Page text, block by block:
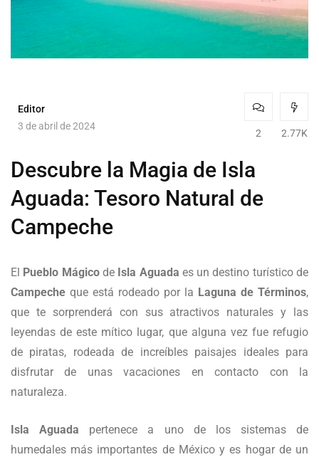
Editor
3 de abril de 2024
2 2.77K
Descubre la Magia de Isla
Aguada: Tesoro Natural de
Campeche
El Pueblo Mágicode Isla Aguada es un destino turístico de
Campeche que está rodeado por la Laguna de Términos,
que te sorprenderá con sus atractivos naturales y las
leyendas de este mítico lugar, que alguna vez fue refugio
de piratas, rodeada de increíbles paisajes ideales para
disfrutar de unas vacaciones en contacto con la
naturaleza.
Isla Aguada pertenece a uno de los sistemas de
humedales más importantes de México y es hogar de un